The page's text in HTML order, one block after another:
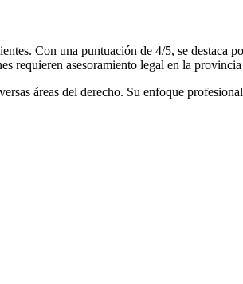
Con una puntuación de 4/5, se destaca
requieren asesoramiento legal en la
áreas del derecho. Su enfoque